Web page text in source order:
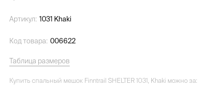
Артикул: 1031 Khaki
Код товара: 006622
Таблица размеров
Купить спальный мешок Finntrail SHELTER 1031, Khaki можно за: